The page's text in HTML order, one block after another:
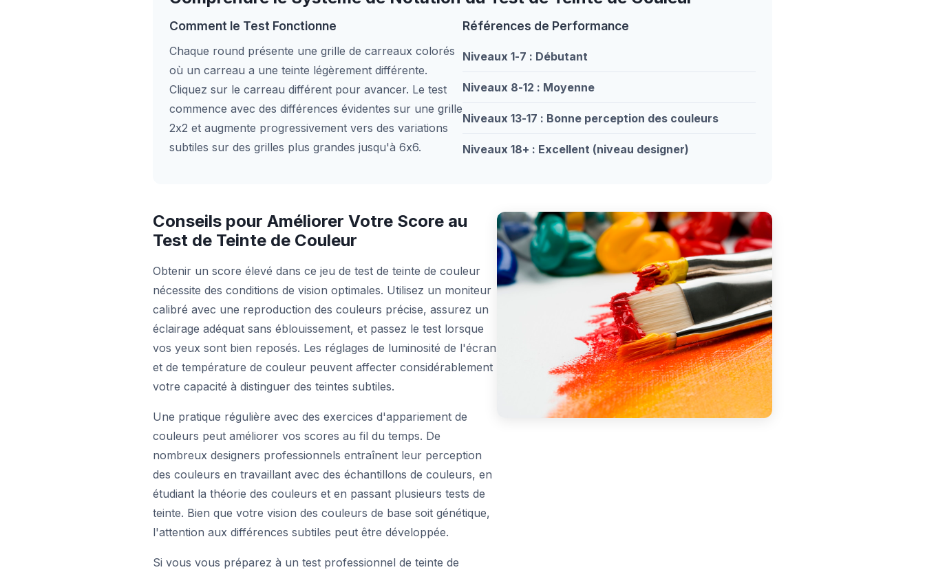
Comment le Test Fonctionne
Chaque round présente une grille de carreaux colorés
où un carreau a une teinte légèrement différente.
Cliquez sur le carreau différent pour avancer. Le test
commence avec des différences évidentes sur une grille
2x2 et augmente progressivement vers des variations
subtiles sur des grilles plus grandes jusqu'à 6x6.
Références de Performance
Niveaux 1-7 : Débutant
Niveaux 8-12 : Moyenne
Niveaux 13-17 : Bonne perception des couleurs
Niveaux 18+ : Excellent (niveau designer)
Conseils pour Améliorer Votre Score au
Test de Teinte de Couleur
Obtenir un score élevé dans ce jeu de test de teinte de couleur
nécessite des conditions de vision optimales. Utilisez un moniteur
calibré avec une reproduction des couleurs précise, assurez un
éclairage adéquat sans éblouissement, et passez le test lorsque
vos yeux sont bien reposés. Les réglages de luminosité de l'écran
et de température de couleur peuvent affecter considérablement
votre capacité à distinguer des teintes subtiles.
Une pratique régulière avec des exercices d'appariement de
couleurs peut améliorer vos scores au fil du temps. De
nombreux designers professionnels entraînent leur perception
des couleurs en travaillant avec des échantillons de couleurs, en
étudiant la théorie des couleurs et en passant plusieurs tests de
teinte. Bien que votre vision des couleurs de base soit génétique,
l'attention aux différences subtiles peut être développée.
Si vous vous préparez à un test professionnel de teinte de